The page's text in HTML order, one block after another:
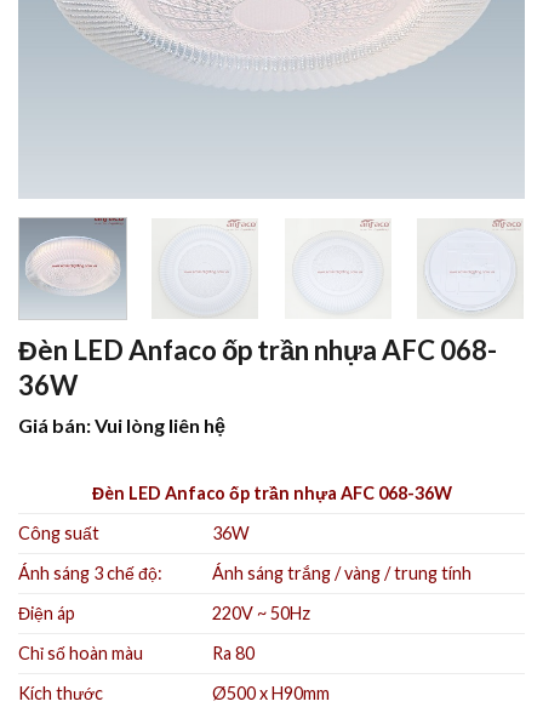
Đèn LED Anfaco ốp trần nhựa AFC 068-
36W
Giá bán: Vui lòng liên hệ
Đèn LED Anfaco ốp trần nhựa AFC 068-36W
Công suất
36W
Ánh sáng 3 chế độ:
Ánh sáng trắng /vàng /trung tính
Điện áp
220V ~ 50Hz
Chỉ số hoàn màu
Ra 80
Kích thước
Ø500 x H90mm